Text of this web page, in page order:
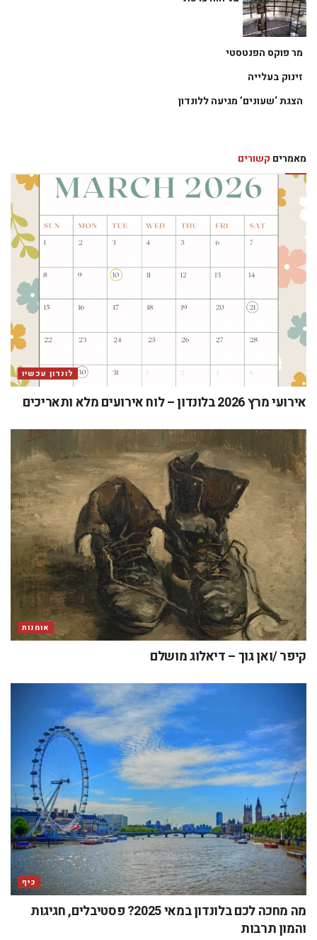
מר פוקס הפנטסטי
זינוק בעלייה
הצגת ‘שעונים’ מגיעה ללונדון
מאמרים קשורים
לונדון עכשיו
אירועי מרץ 2026 בלונדון – לוח אירועים מלא ותאריכים
אומנות
קיפר /ואן גוך – דיאלוג מושלם
כיף
מה מחכה לכם בלונדון במאי 2025? פסטיבלים, חגיגות
והמון תרבות